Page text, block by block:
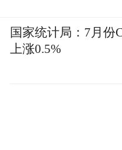
国家统计局：7月份
上涨0.5%